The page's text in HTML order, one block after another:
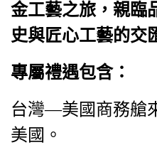
金工藝之旅，親臨
史與匠心工藝的交
專屬禮遇包含：
台灣—美國商務艙
美國。